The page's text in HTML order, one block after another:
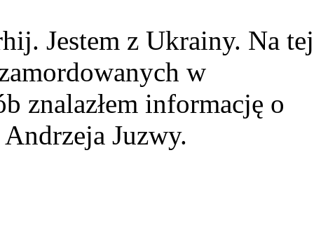
Jestem z Ukrainy. Na tej
w
znalazłem informację o
Juzwy.